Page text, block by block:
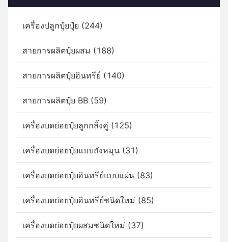
เครื่องปลูกปุ๋ยปุ๋ย (244)
สายการผลิตปุ๋ยผสม (188)
สายการผลิตปุ๋ยอินทรีย์ (140)
สายการผลิตปุ๋ย BB (59)
เครื่องบดย่อยปุ๋ยลูกกลิ้งคู่ (125)
เครื่องบดย่อยปุ๋ยแบบถังหมุน (31)
เครื่องบดย่อยปุ๋ยอินทรีย์แบบแผ่น (83)
เครื่องบดย่อยปุ๋ยอินทรีย์ชนิดใหม่ (85)
เครื่องบดย่อยปุ๋ยผสมชนิดใหม่ (37)